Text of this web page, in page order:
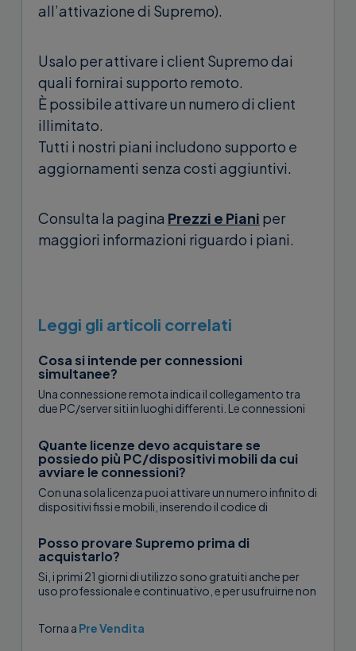
all’attivazione di Supremo).
Usalo per attivare i client Supremo dai
quali fornirai supporto remoto.
È possibile attivare un numero di client
illimitato.
Tutti i nostri piani includono supporto e
aggiornamenti senza costi aggiuntivi.
Consulta la pagina Prezzi e Piani per
maggiori informazioni riguardo i piani.
Leggi gli articoli correlati
Cosa si intende per connessioni
simultanee?
Una connessione remota indica il collegamento tra
due PC/server siti in luoghi differenti. Le connessioni
Quante licenze devo acquistare se
possiedo più PC/dispositivi mobili da cui
avviare le connessioni?
Con una sola licenza puoi attivare un numero infinito di
dispositivi fissi e mobili, inserendo il codice di
Posso provare Supremo prima di
acquistarlo?
Si, i primi 21 giorni di utilizzo sono gratuiti anche per
uso professionale e continuativo, e per usufruirne non
Torna a Pre Vendita